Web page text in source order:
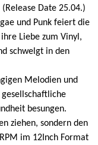
Date 25.04.)
und Punk feiert die
Liebe zum Vinyl,
schwelgt in den
Melodien und
besungen.
ziehen, sondern den
im 12Inch Format